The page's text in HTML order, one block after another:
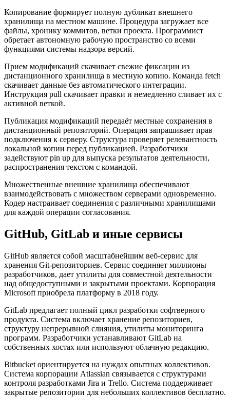
Копирование формирует полную дубликат внешнего
хранилища на местном машине. Процедура загружает все
файлы, хронику коммитов, ветки проекта. Программист
обретает автономную рабочую пространство со всеми
функциями системы надзора версий.
Прием модификаций скачивает свежие фиксации из
дистанционного хранилища в местную копию. Команда fetch
скачивает данные без автоматического интеграции.
Инструкция pull скачивает правки и немедленно сливает их с
активной веткой.
Публикация модификаций передаёт местные сохранения в
дистанционный репозиторий. Операция запрашивает прав
подключения к серверу. Структура проверяет релевантность
локальной копии перед публикацией. Разработчики
задействуют pin up для выпуска результатов деятельности,
распространения текстом с командой.
Множественные внешние хранилища обеспечивают
взаимодействовать с множеством серверами одновременно.
Кодер настраивает соединения с различными хранилищами
для каждой операции согласования.
GitHub, GitLab и иные сервисы
GitHub является собой масштабнейшим веб-сервис для
хранения Git-репозиториев. Сервис соединяет миллионы
разработчиков, дает утилиты для совместной деятельности
над общедоступными и закрытыми проектами. Корпорация
Microsoft приобрела платформу в 2018 году.
GitLab предлагает полный цикл разработки софтверного
продукта. Система включает хранение репозиториев,
структуру непрерывной слияния, утилиты мониторинга
программ. Разработчики устанавливают GitLab на
собственных хостах или используют облачную редакцию.
Bitbucket ориентируется на нуждах опытных коллективов.
Система корпорации Atlassian связывается с структурами
контроля разработками Jira и Trello. Система поддерживает
закрытые репозитории для небольших коллективов бесплатно.